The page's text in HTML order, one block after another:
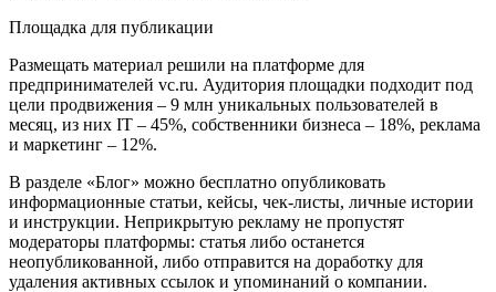
Площадка для публикации
Размещать материал решили на платформе для
предпринимателей vc.ru. Аудитория площадки подходит под
цели продвижения – 9 млн уникальных пользователей в
месяц, из них IT – 45%, собственники бизнеса – 18%, реклама
и маркетинг – 12%.
В разделе «Блог» можно бесплатно опубликовать
информационные статьи, кейсы, чек-листы, личные истории
и инструкции. Неприкрытую рекламу не пропустят
модераторы платформы: статья либо останется
неопубликованной, либо отправится на доработку для
удаления активных ссылок и упоминаний о компании.